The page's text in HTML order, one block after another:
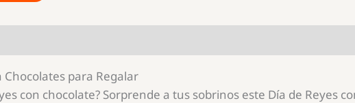
Chocolates para Regalar
con chocolate? Sorprende a tus sobrinos este Día de Reyes